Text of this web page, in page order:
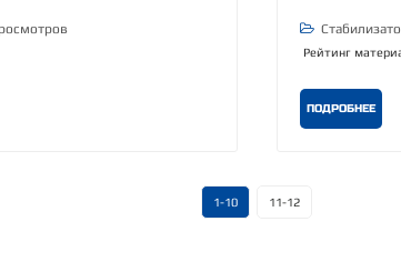
Рейтинг
ПОДРОБНЕЕ
1-10 11-12